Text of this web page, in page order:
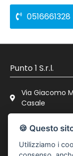
0516661328
Punto 1 S.r.l.
Via Giacomo
Casale
spc@punto-
P.IVA : 03023111200
🍪 Questo
Utilizziamo i